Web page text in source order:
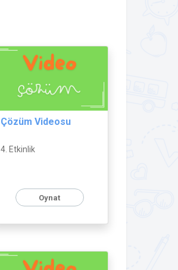
Çözüm Videosu
4. Etkinlik
Oynat